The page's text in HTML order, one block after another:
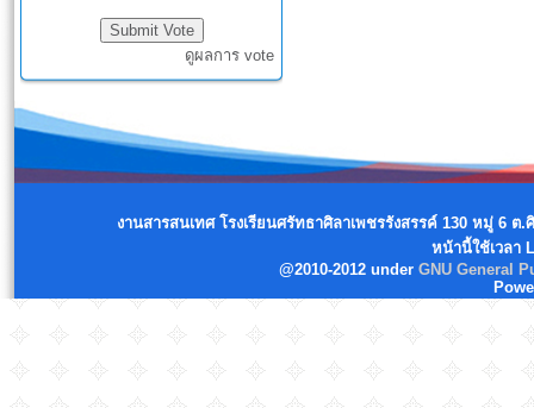
ดูผลการ vote
งานสารสนเทศ โรงเรียนศรัทธาศิลาเพชรรังสรรค์ 130 หมู่ 6
หน้านี้ใช้เวลา
@2010-2012 under GNU General